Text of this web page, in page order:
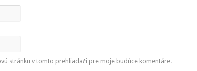
stránku v tomto prehliadači pre moje budúce komentáre.